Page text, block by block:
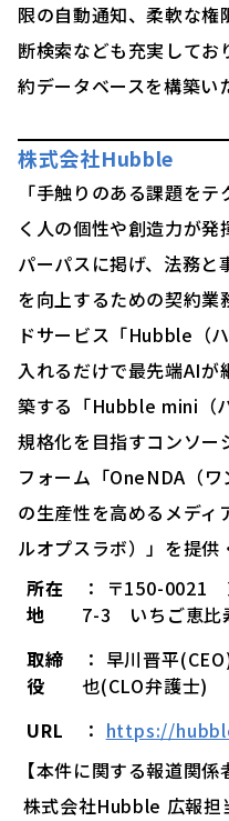
限の自動通知、柔軟な
断検索なども充実してお
約データベースを構築い
株式会社Hubble
「手触りのある課題を
く人の個性や創造力が
パーパスに掲げ、法務と
を向上するための契約
ドサービス「Hubble（
入れるだけで最先端AIが
築する「Hubble mini（
規格化を目指すコンソー
フォーム「OneNDA（
の生産性を高めるメデ
ルオプスラボ）」を提供
所在
地
： 〒150-0021
7-3 いちご恵比
取締
役
： 早川晋平
也(CLO弁護士)
URL
： https://
【本件に関する報道関係
株式会社Hubble 広報担